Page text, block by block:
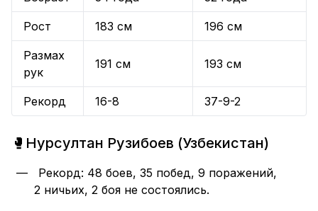
Рост 183 см 196 см
Размах
рук
191 см 193 см
Рекорд 16-8 37-9-2
🥊Нурсултан Рузибоев (Узбекистан)
Рекорд: 48 боев, 35 побед, 9 поражений,
2 ничьих, 2 боя не состоялись.